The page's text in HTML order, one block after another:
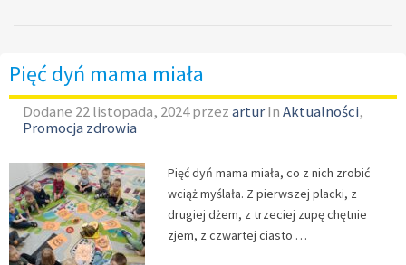
Pięć dyń mama miała
Dodane 22 listopada, 2024przezarturInAktualności,
Promocja zdrowia
Pięć dyń mama miała, co z nich zrobić
wciąż myślała. Z pierwszej placki, z
drugiej dżem, z trzeciej zupę chętnie
zjem, z czwartej ciasto …